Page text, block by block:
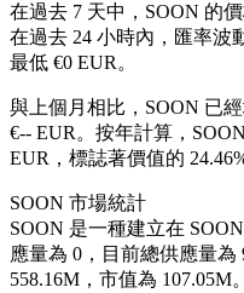
USDC永續
多種以USDC結算的
在過去 7 天中，SOON 的
在過去 24 小時內，匯率波
最低 €0 EUR。
與上個月相比，SOON 已
€-- EUR。 按年計算，
EUR，標誌著價值的
SOON 市場統計
SOON 是一種建立在
應量為 0，目前總供應量為
558.16M，市值為 107.05M